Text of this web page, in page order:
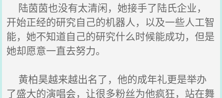
陆茵茵也没有太清闲，她接手了陆氏企业，
开始正经的研究自己的机器人，以及一些人工智
能，她不知道自己的研究什么时候能成功，但是
她却愿意一直去努力。
黄柏昊越来越出名了，他的成年礼更是举办
了盛大的演唱会，让很多粉丝为他疯狂，站在舞